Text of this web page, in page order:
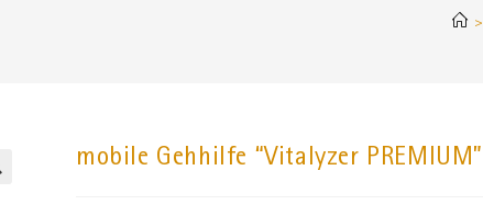
>
mobile Gehhilfe “Vitalyzer PREMIUM”